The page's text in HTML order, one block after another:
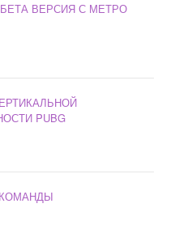
ВЕРСИЯ С МЕТРО
PUBG